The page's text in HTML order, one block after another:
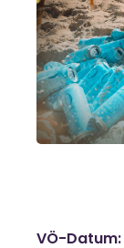
VÖ-Datum